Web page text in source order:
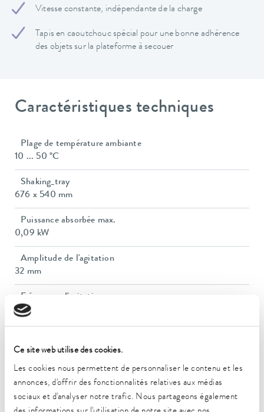
Ce site web utilise des cookies.
Les cookies nous permettent de personnaliser le contenu et les
annonces, d'offrir des fonctionnalités relatives aux médias
sociaux et d'analyser notre trafic. Nous partageons également
Vitesse constante, indépendante de la charge
Tapis en caoutchouc spécial pour une bonne adhérence
des objets sur la plateforme à secouer
Caractéristiques techniques
Plage de température ambiante
10 ... 50 °C
Shaking_tray
676 x 540 mm
Puissance absorbée max.
0,09 kW
Amplitude de l'agitation
32 mm
Fréquence d'agitation
20 ... 250 1/min
30 kg
Dimensions (l x P x H)
705 x 607 x 160 mm